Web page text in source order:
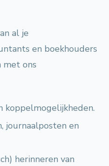
al je
en boekhouders
met ons
journaalposten en
herinneren van